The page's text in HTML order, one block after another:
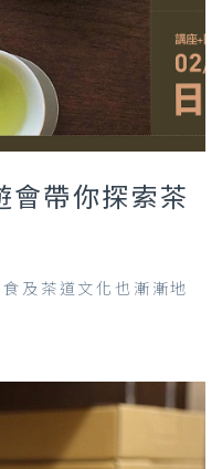
會帶你探索茶
及茶道文化也漸漸地